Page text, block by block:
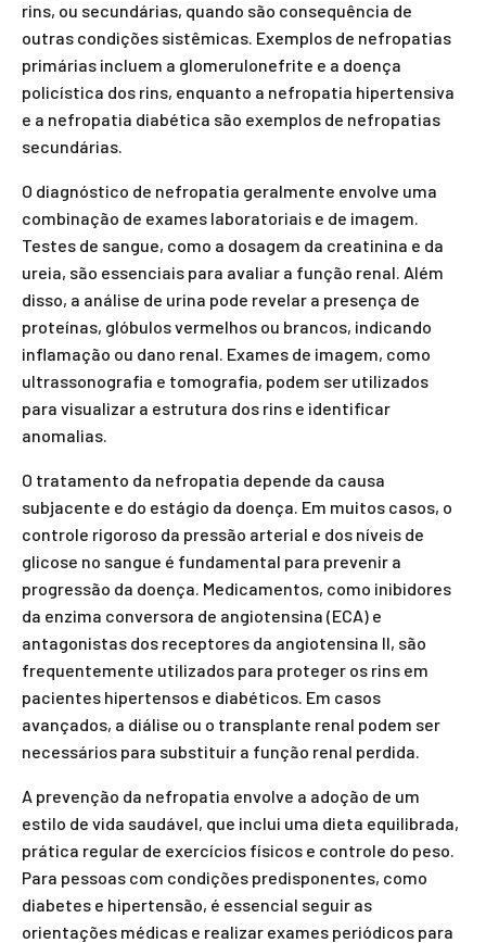
rins, ou secundárias, quando são consequência de
outras condições sistêmicas. Exemplos de nefropatias
primárias incluem a glomerulonefrite e a doença
policística dos rins, enquanto a nefropatia hipertensiva
e a nefropatia diabética são exemplos de nefropatias
secundárias.
O diagnóstico de nefropatia geralmente envolve uma
combinação de exames laboratoriais e de imagem.
Testes de sangue, como a dosagem da creatinina e da
ureia, são essenciais para avaliar a função renal. Além
disso, a análise de urina pode revelar a presença de
proteínas, glóbulos vermelhos ou brancos, indicando
inflamação ou dano renal. Exames de imagem, como
ultrassonografia e tomografia, podem ser utilizados
para visualizar a estrutura dos rins e identificar
anomalias.
O tratamento da nefropatia depende da causa
subjacente e do estágio da doença. Em muitos casos, o
controle rigoroso da pressão arterial e dos níveis de
glicose no sangue é fundamental para prevenir a
progressão da doença. Medicamentos, como inibidores
da enzima conversora de angiotensina (ECA) e
antagonistas dos receptores da angiotensina II, são
frequentemente utilizados para proteger os rins em
pacientes hipertensos e diabéticos. Em casos
avançados, a diálise ou o transplante renal podem ser
necessários para substituir a função renal perdida.
A prevenção da nefropatia envolve a adoção de um
estilo de vida saudável, que inclui uma dieta equilibrada,
prática regular de exercícios físicos e controle do peso.
Para pessoas com condições predisponentes, como
diabetes e hipertensão, é essencial seguir as
orientações médicas e realizar exames periódicos para